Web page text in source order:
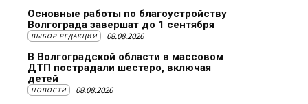
Основные работы по благоустройству
Волгограда завершат до 1 сентября
ВЫБОР РЕДАКЦИИ 08.08.2026
В Волгоградской области в массовом
ДТП пострадали шестеро, включая
детей
НОВОСТИ 08.08.2026